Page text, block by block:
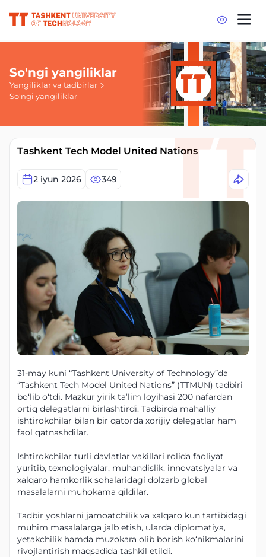
So'ngi yangiliklar
Yangiliklar va tadbirlar
So'ngi yangiliklar
Tashkent Tech Model United Nations
2 iyun 2026 349
31-may kuni “Tashkent University of Technology”da
“Tashkent Tech Model United Nations” (TTMUN) tadbiri
bo‘lib o‘tdi. Mazkur yirik ta’lim loyihasi 200 nafardan
ortiq delegatlarni birlashtirdi. Tadbirda mahalliy
ishtirokchilar bilan bir qatorda xorijiy delegatlar ham
faol qatnashdilar.
Ishtirokchilar turli davlatlar vakillari rolida faoliyat
yuritib, texnologiyalar, muhandislik, innovatsiyalar va
xalqaro hamkorlik sohalaridagi dolzarb global
masalalarni muhokama qildilar.
Tadbir yoshlarni jamoatchilik va xalqaro kun tartibidagi
muhim masalalarga jalb etish, ularda diplomatiya,
yetakchilik hamda muzokara olib borish ko‘nikmalarini
rivojlantirish maqsadida tashkil etildi.